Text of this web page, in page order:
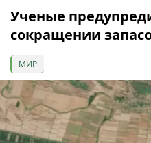
Ученые
сокращении
МИР